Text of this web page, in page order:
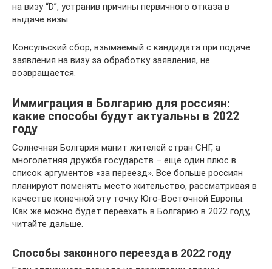
на визу “D”, устранив причины первичного отказа в
выдаче визы.
Консульский сбор, взымаемый с кандидата при подаче
заявления на визу за обработку заявления, не
возвращается.
Иммиграция в Болгарию для россиян:
какие способы будут актуальны в 2022
году
Солнечная Болгария манит жителей стран СНГ, а
многолетняя дружба государств – еще один плюс в
список аргументов «за переезд». Все больше россиян
планируют поменять место жительство, рассматривая в
качестве конечной эту точку Юго-Восточной Европы.
Как же можно будет переехать в Болгарию в 2022 году,
читайте дальше.
Способы законного переезда в 2022 году